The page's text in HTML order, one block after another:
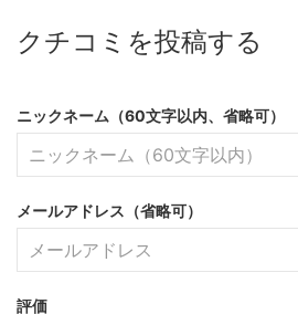
クチコミを投稿する
ニックネーム（60文字以内、省略可）
メールアドレス（省略可）
評価